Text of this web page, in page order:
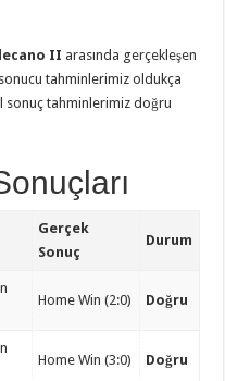
II arasında gerçekleşen
tahminlerimiz oldukça
sonuç tahminlerimiz doğru
Gerçek
Sonuç
Durum
Home Win (2:0) Doğru
Home Win (3:0) Doğru